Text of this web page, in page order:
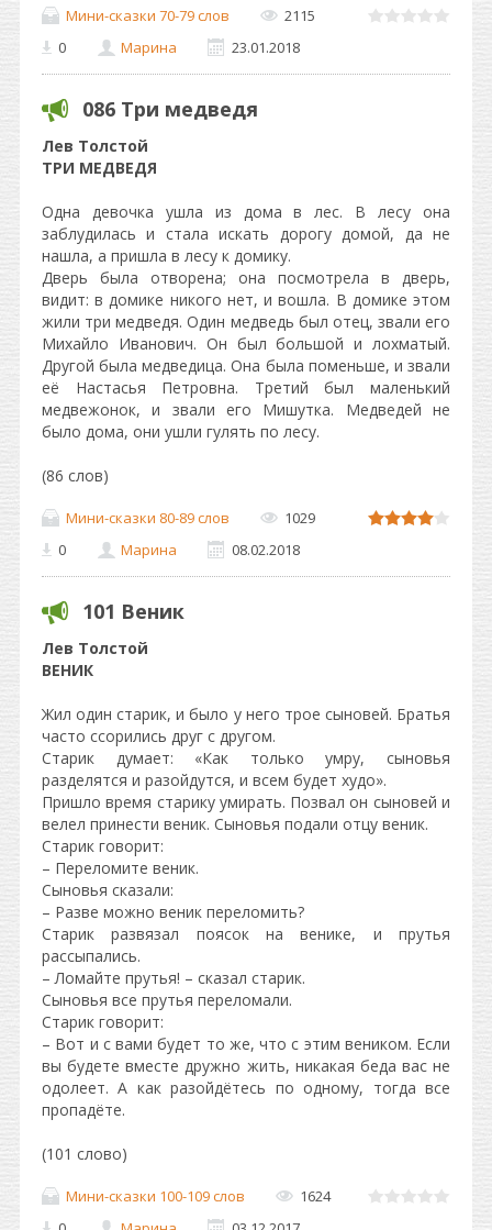
Мини-сказки 70-79 слов
2115
0
Марина 23.01.2018
086 Три медведя
Лев Толстой
ТРИ МЕДВЕДЯ
Одна девочка ушла из дома в лес. В лесу она
заблудилась и стала искать дорогу домой, да не
нашла, а пришла в лесу к домику.
Дверь была отворена; она посмотрела в дверь,
видит: в домике никого нет, и вошла. В домике этом
жили три медведя. Один медведь был отец, звали его
Михайло Иванович. Он был большой и лохматый.
Другой была медведица. Она была поменьше, и звали
её Настасья Петровна. Третий был маленький
медвежонок, и звали его Мишутка. Медведей не
было дома, они ушли гулять по лесу.
(86 слов)
Мини-сказки 80-89 слов
1029
0
Марина 08.02.2018
101 Веник
Лев Толстой
ВЕНИК
Жил один старик, и было у него трое сыновей. Братья
часто ссорились друг с другом.
Старик думает: «Как только умру, сыновья
разделятся и разойдутся, и всем будет худо».
Пришло время старику умирать. Позвал он сыновей и
велел принести веник. Сыновья подали отцу веник.
Старик говорит:
– Переломите веник.
Сыновья сказали:
– Разве можно веник переломить?
Старик развязал поясок на венике, и прутья
рассыпались.
– Ломайте прутья! – сказал старик.
Сыновья все прутья переломали.
Старик говорит:
– Вот и с вами будет то же, что с этим веником. Если
вы будете вместе дружно жить, никакая беда вас не
одолеет. А как разойдётесь по одному, тогда все
пропадёте.
(101 слово)
Мини-сказки 100-109 слов
1624